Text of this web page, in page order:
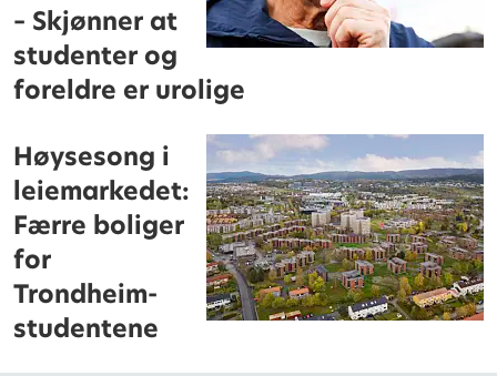
– Skjønner at
studenter og
foreldre er urolige
Høysesong i
leiemarkedet:
Færre boliger
for
Trondheim-
studentene